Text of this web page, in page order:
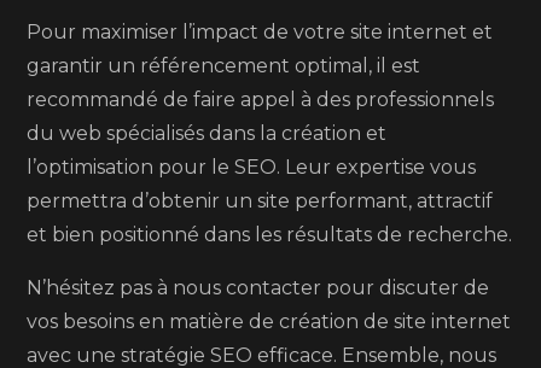
Pour maximiser l’impact de votre site internet et
garantir un référencement optimal, il est
recommandé de faire appel à des professionnels
du web spécialisés dans la création et
l’optimisation pour le SEO. Leur expertise vous
permettra d’obtenir un site performant, attractif
et bien positionné dans les résultats de recherche.
N’hésitez pas à nous contacter pour discuter de
vos besoins en matière de création de site internet
avec une stratégie SEO efficace. Ensemble, nous